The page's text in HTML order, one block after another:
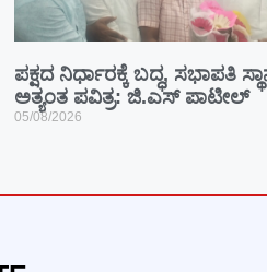
ಪಕ್ಷದ ನಿರ್ಧಾರಕ್ಕೆ ಬದ್ಧ, ಸಭಾಪತಿ
ಅತ್ಯಂತ ಪವಿತ್ರ: ಜಿ.ಎಸ್ ಪಾಟೀಲ್
05/08/2026